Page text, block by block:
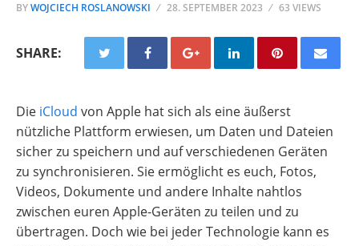
BYWOJCIECH ROSLANOWSKI 28. SEPTEMBER 2023 63 VIEWS
SHARE:
Die iCloud von Apple hat sich als eine äußerst
nützliche Plattform erwiesen, um Daten und Dateien
sicher zu speichern und auf verschiedenen Geräten
zu synchronisieren. Sie ermöglicht es euch, Fotos,
Videos, Dokumente und andere Inhalte nahtlos
zwischen euren Apple-Geräten zu teilen und zu
übertragen. Doch wie bei jeder Technologie kann es